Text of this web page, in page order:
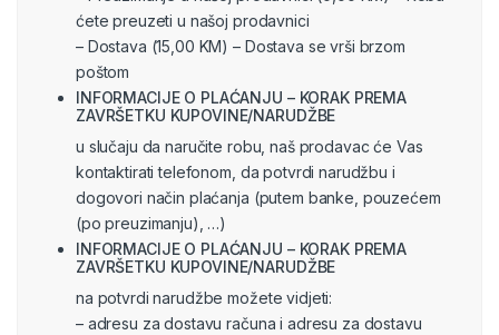
ćete preuzeti u našoj prodavnici
– Dostava (15,00 KM) – Dostava se vrši brzom
poštom
INFORMACIJE O PLAĆANJU – KORAK PREMA
ZAVRŠETKU KUPOVINE/NARUDŽBE
u slučaju da naručite robu, naš prodavac će Vas
kontaktirati telefonom, da potvrdi narudžbu i
dogovori način plaćanja (putem banke, pouzećem
(po preuzimanju), …)
INFORMACIJE O PLAĆANJU – KORAK PREMA
ZAVRŠETKU KUPOVINE/NARUDŽBE
na potvrdi narudžbe možete vidjeti:
– adresu za dostavu računa i adresu za dostavu